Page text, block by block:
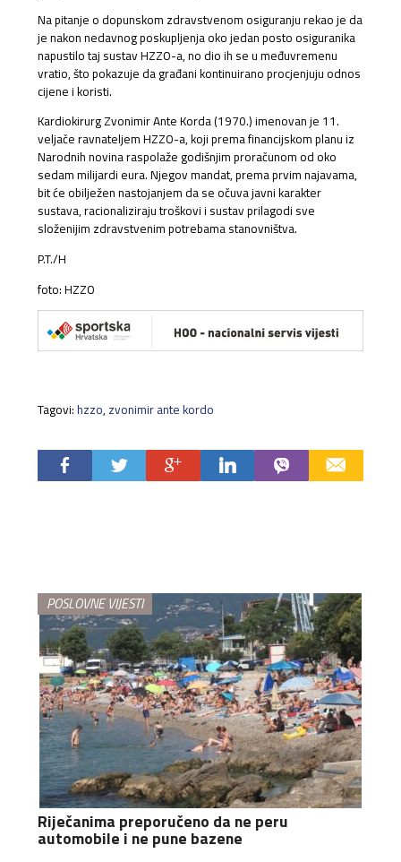
Na pitanje o dopunskom zdravstvenom osiguranju rekao je da
je nakon nedavnog poskupljenja oko jedan posto osiguranika
napustilo taj sustav HZZO-a, no dio ih se u međuvremenu
vratio, što pokazuje da građani kontinuirano procjenjuju odnos
cijene i koristi.
Kardiokirurg Zvonimir Ante Korda (1970.) imenovan je 11.
veljače ravnateljem HZZO-a, koji prema financijskom planu iz
Narodnih novina raspolaže godišnjim proračunom od oko
sedam milijardi eura. Njegov mandat, prema prvim najavama,
bit će obilježen nastojanjem da se očuva javni karakter
sustava, racionaliziraju troškovi i sustav prilagodi sve
složenijim zdravstvenim potrebama stanovništva.
P.T./H
foto: HZZO
Tagovi:hzzo, zvonimir ante kordo
POSLOVNE VIJESTI
Riječanima preporučeno da ne peru
automobile i ne pune bazene